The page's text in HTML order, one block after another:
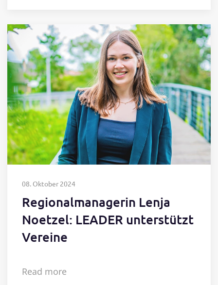
08. Oktober 2024
Regionalmanagerin Lenja
Noetzel: LEADER unterstützt
Vereine
Read more